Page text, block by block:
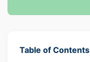
Table of Contents